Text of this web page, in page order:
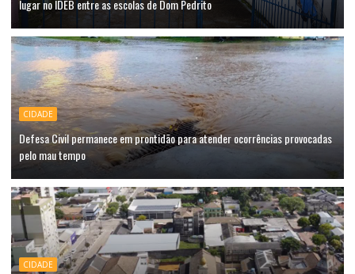
lugar no IDEB entre as escolas de Dom Pedrito
CIDADE
Defesa Civil permanece em prontidão para atender ocorrências provocadas
pelo mau tempo
CIDADE